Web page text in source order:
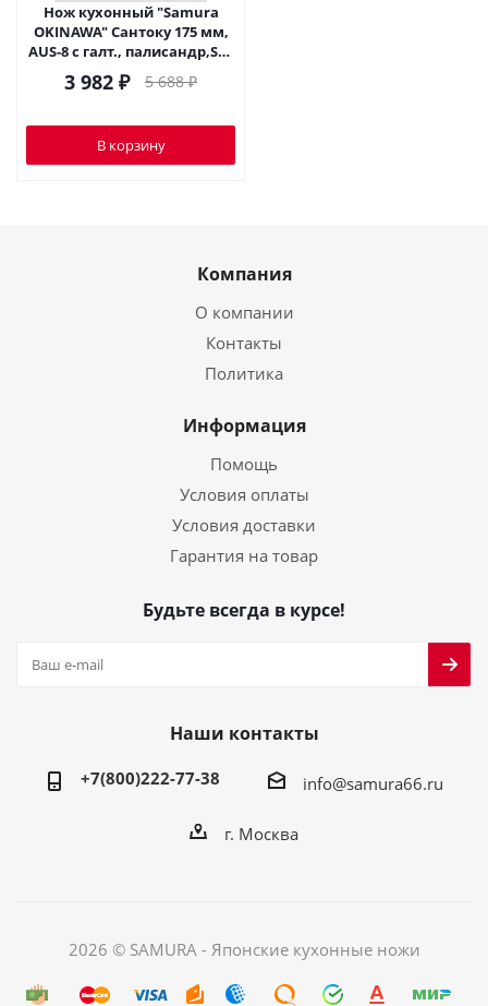
Нож кухонный "Samura
OKINAWA" Сантоку 175 мм,
AUS-8 с галт., палисандр,SO-
0194B
3 982 ₽ 5 688₽
В корзину
Компания
О компании
Контакты
Политика
Информация
Помощь
Условия оплаты
Условия доставки
Гарантия на товар
Будьте всегда в курсе!
Наши контакты
+7(800)222-77-38 info@samura66.ru
г. Москва
2026 © SAMURA - Японские кухонные ножи